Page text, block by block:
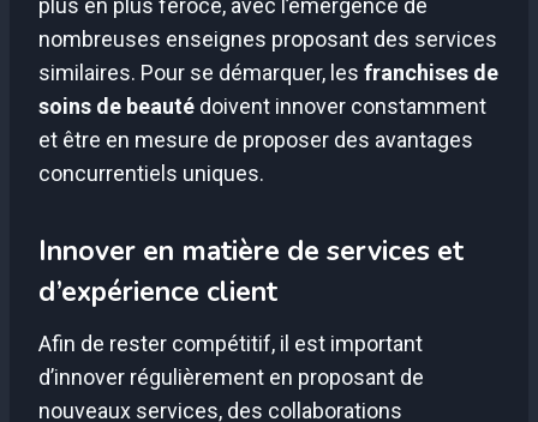
nombreuses enseignes proposant des services
similaires. Pour se démarquer, les franchises de
soins de beauté doivent innover constamment
et être en mesure de proposer des avantages
concurrentiels uniques.
Innover en matière de services et
d’expérience client
Afin de rester compétitif, il est important
d’innover régulièrement en proposant de
nouveaux services, des collaborations